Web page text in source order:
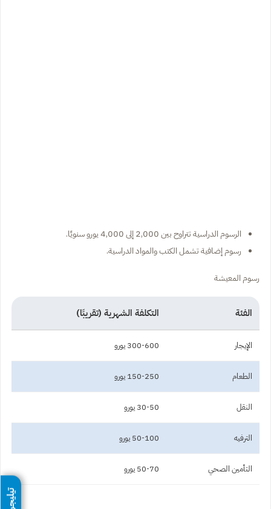
الرسوم الدراسية تتراوح بين 2,000 إلى 4,000 يورو سنويًا.
رسوم إضافية تشمل الكتب والمواد الدراسية.
رسوم المعيشة
الفئة التكلفة الشهرية (تقريبًا)
الإيجار 300-600 يورو
الطعام 150-250 يورو
النقل 30-50 يورو
الترفيه 50-100 يورو
التأمين الصحي 50-70 يورو